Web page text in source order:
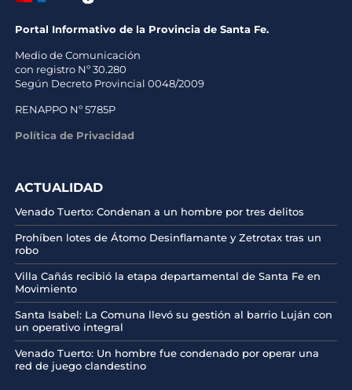
Portal Informativo de la Provincia de Santa Fe.
Medio de Comunicación
con registro Nº 30.280
Según Decreto Provincial 0048/2009
RENAPPO Nº 5785P
Política de Privacidad
ACTUALIDAD
Venado Tuerto: Condenan a un hombre por tres delitos
Prohíben lotes de Átomo Desinflamante y Zetrotax tras un
robo
Villa Cañás recibió la etapa departamental de Santa Fe en
Movimiento
Santa Isabel: La Comuna llevó su gestión al barrio Luján con
un operativo integral
Venado Tuerto: Un hombre fue condenado por operar una
red de juego clandestino